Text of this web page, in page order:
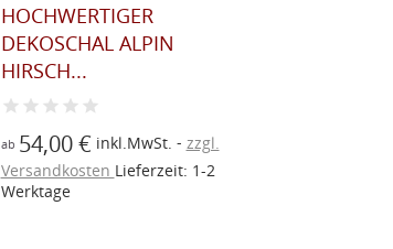
HOCHWERTIGER
DEKOSCHAL ALPIN
HIRSCH...
ab 54,00 € inkl.MwSt.
zzgl.
Versandkosten Lieferzeit: 1-2
Werktage